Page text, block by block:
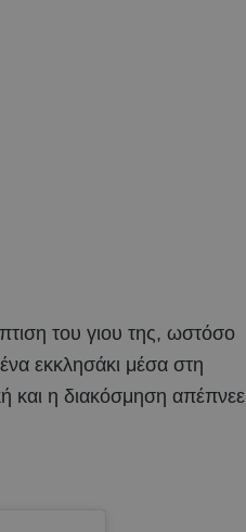
του γιου της, ωστόσο
εκκλησάκι μέσα στη
και η διακόσμηση απέπνεε